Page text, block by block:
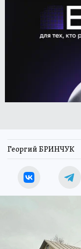
Георгий БРИНЧУК